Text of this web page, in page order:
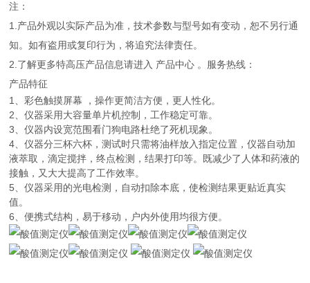
注：
1.产品外观以实际产品为准，技术参数与型号如有变动，恕不另行通
知。如有盗用或复印行为，将追究法律责任。
2.了解更多特高压产品信息请进入 产品中心 。服务热线：
产品特征
1、彩色触摸屏幕 ，操作更简洁方便，更人性化。
2、仪器采用大容量单片机控制，工作稳定可靠。
3、仪器内设宽范围看门狗电路杜绝了死机现象。
4、仪器分三杯六杯，测试时只需将油样放入指定位置，仪器自动加
液萃取，滴定搅拌，终点检测，结果打印等。既减少了人体和药液的
接触，又大大提高了工作效率。
5、仪器采用的光电检测，自动扣除本底，使检测结果更贴近真实
值。
6、便携式结构，易于移动，户内外使用均很方便。